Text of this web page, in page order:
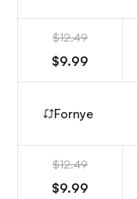
$12.49
$9.99
Fornye
$12.49
$9.99